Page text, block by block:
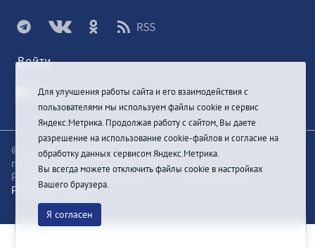
Войти
© При цитировании информации с сайта ссылка на
первоисточник обязательна
Разработка и техподдержка сайтаBars-Penza &
Pragmatic Studio
Для улучшения работы сайта и его взаимодействия с
пользователями мы используем файлы cookie и сервис
Яндекс.Метрика. Продолжая работу с сайтом, Вы даете
разрешение на использование cookie-файлов и согласие на
обработку данных сервисом Яндекс.Метрика.
Вы всегда можете отключить файлы cookie в настройках
Вашего браузера.
Я согласен